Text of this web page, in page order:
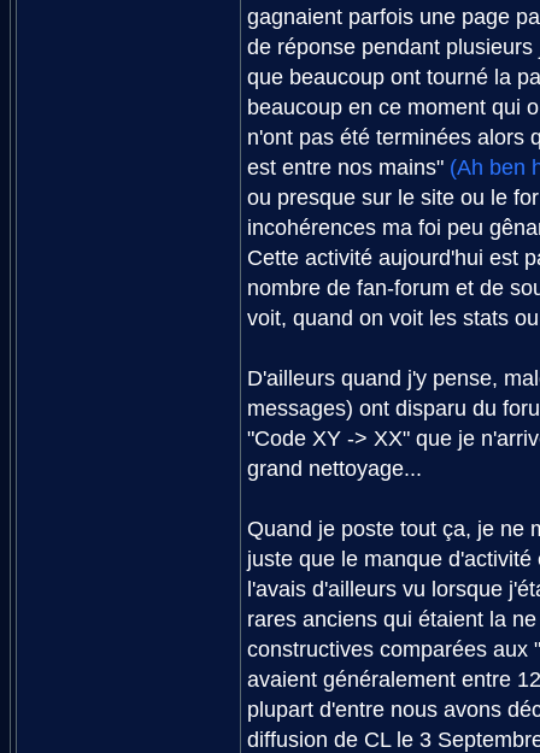
gagnaient parfois une page
de réponse pendant
que beaucoup ont tourné la
beaucoup en ce moment qui
n'ont pas été terminées alors
est entre nos mains" (Ah ben
ou presque sur le site ou le
incohérences ma foi peu
Cette activité aujourd'hui est
nombre de fan-forum et de
voit, quand on voit les stats
D'ailleurs quand j'y pense,
messages) ont disparu du
"Code XY -> XX" que je
grand nettoyage...
Quand je poste tout ça, je ne
juste que le manque
l'avais d'ailleurs vu lorsque
rares anciens qui étaient la
constructives comparées aux
avaient généralement entre
plupart d'entre nous avons
diffusion de CL le 3